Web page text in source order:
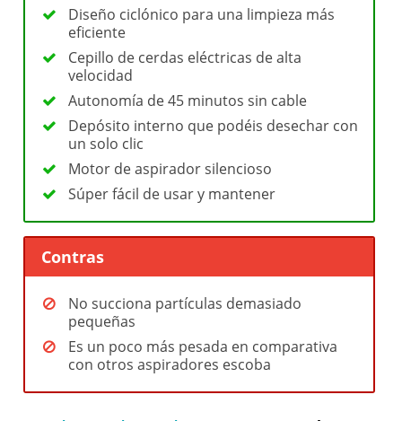
Diseño ciclónico para una limpieza más
eficiente
Cepillo de cerdas eléctricas de alta
velocidad
Autonomía de 45 minutos sin cable
Depósito interno que podéis desechar con
un solo clic
Motor de aspirador silencioso
Súper fácil de usar y mantener
Contras
No succiona partículas demasiado
pequeñas
Es un poco más pesada en comparativa
con otros aspiradores escoba